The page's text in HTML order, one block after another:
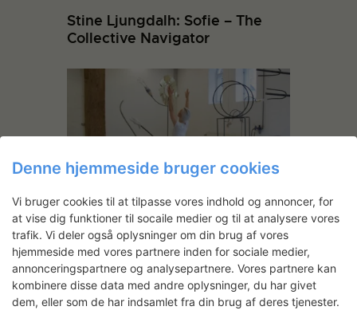
Stine Ljungdalh: Sofie – The
Collective Navigator
This Will Also Change
Michelle Eistrup
Denne hjemmeside bruger cookies
Vi bruger cookies til at tilpasse vores indhold og annoncer, for
at vise dig funktioner til socaile medier og til at analysere vores
trafik. Vi deler også oplysninger om din brug af vores
hjemmeside med vores partnere inden for sociale medier,
annonceringspartnere og analysepartnere. Vores partnere kan
kombinere disse data med andre oplysninger, du har givet
dem, eller som de har indsamlet fra din brug af deres tjenester.